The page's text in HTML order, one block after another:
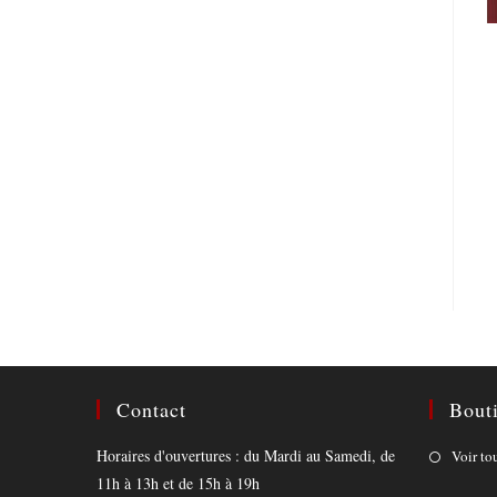
Contact
Horaires d'ouvertures : du Mardi au Samedi, de
11h à 13h et de 15h à 19h
Voir